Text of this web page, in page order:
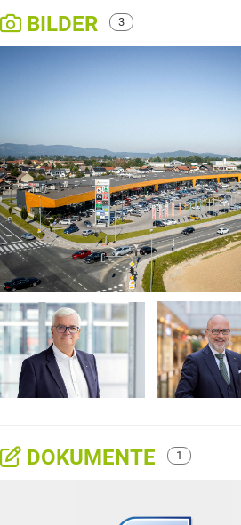
BILDER 3
DOKUMENTE 1